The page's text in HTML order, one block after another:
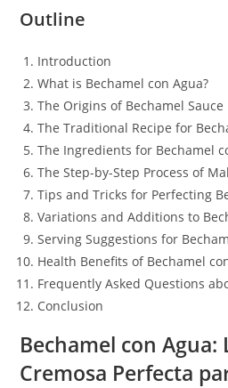
Outline
Introduction
What is Bechamel con Agua?
The Origins of Bechamel Sauce
The Traditional Recipe for
The Ingredients for Bechamel
The Step-by-Step Process of
Tips and Tricks for Perfecting
Variations and Additions to
Serving Suggestions for
Health Benefits of Bechamel
Frequently Asked Questions
Conclusion
Bechamel con Agua:
Cremosa Perfecta